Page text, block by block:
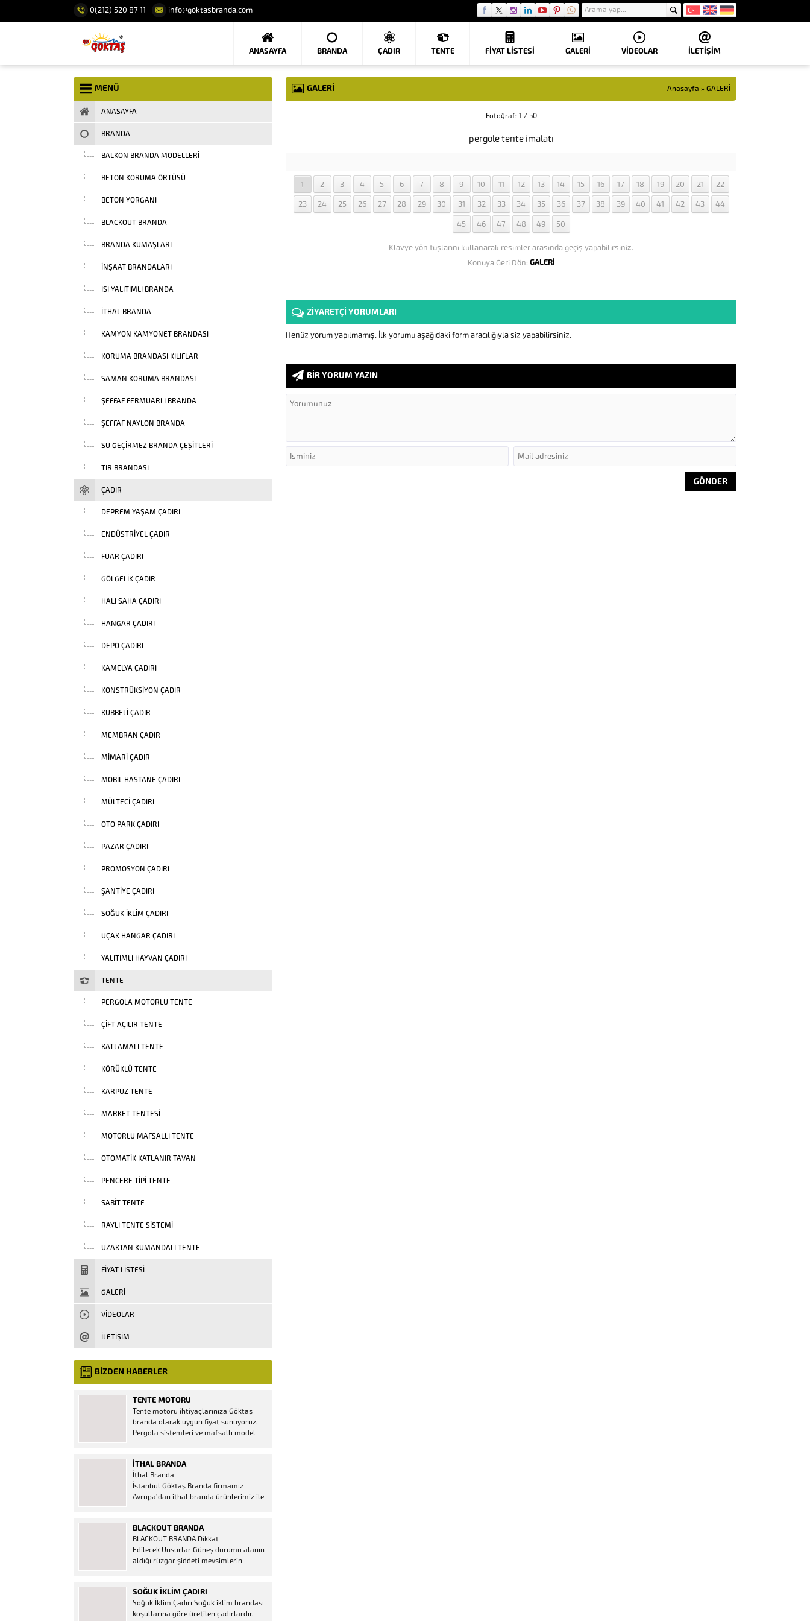
0(212) 520 87 11 info@goktasbranda.com
ANASAYFA BRANDA ÇADIR TENTE FIYAT LISTESI GALERİ VIDEOLAR İLETİŞİM
GALERİ Anasayfa » GALERİ
Fotoğraf: 1 / 50
pergole tente imalatı
1 2 3 4 5 6 7 8 9 10 11 12 13 14 15 16 17 18 19 20 21 22
23 24 25 26 27 28 29 30 31 32 33 34 35 36 37 38 39 40 41 42 43 44
45 46 47 48 49 50
Klavye yön tuşlarını kullanarak resimler arasında geçiş yapabilirsiniz.
Konuya Geri Dön: GALERİ
ZİYARETÇİ YORUMLARI
Henüz yorum yapılmamış. İlk yorumu aşağıdaki form aracılığıyla siz yapabilirsiniz.
BİR YORUM YAZIN
MENÜ
ANASAYFA
BRANDA
BALKON BRANDA MODELLERI
BETON KORUMA ÖRTÜSÜ
BETON YORGANI
BLACKOUT BRANDA
BRANDA KUMAŞLARI
INŞAAT BRANDALARI
ISI YALITIMLI BRANDA
İTHAL BRANDA
KAMYON KAMYONET BRANDASI
KORUMA BRANDASI KILIFLAR
SAMAN KORUMA BRANDASI
ŞEFFAF FERMUARLI BRANDA
ŞEFFAF NAYLON BRANDA
SU GEÇIRMEZ BRANDA ÇEŞITLERI
TIR BRANDASI
ÇADIR
DEPREM YAŞAM ÇADIRI
ENDÜSTRIYEL ÇADIR
FUAR ÇADIRI
GÖLGELIK ÇADIR
HALI SAHA ÇADIRI
HANGAR ÇADIRI
DEPO ÇADIRI
KAMELYA ÇADIRI
KONSTRÜKSIYON ÇADIR
KUBBELI ÇADIR
MEMBRAN ÇADIR
MIMARI ÇADIR
MOBIL HASTANE ÇADIRI
MÜLTECI ÇADIRI
OTO PARK ÇADIRI
PAZAR ÇADIRI
PROMOSYON ÇADIRI
ŞANTIYE ÇADIRI
SOĞUK İKLIM ÇADIRI
UÇAK HANGAR ÇADIRI
YALITIMLI HAYVAN ÇADIRI
TENTE
PERGOLA MOTORLU TENTE
ÇIFT AÇILIR TENTE
KATLAMALI TENTE
KÖRÜKLÜ TENTE
KARPUZ TENTE
MARKET TENTESI
MOTORLU MAFSALLI TENTE
OTOMATIK KATLANIR TAVAN
PENCERE TIPI TENTE
SABIT TENTE
RAYLI TENTE SISTEMI
UZAKTAN KUMANDALI TENTE
FIYAT LISTESI
GALERİ
VIDEOLAR
İLETİŞİM
BİZDEN HABERLER
TENTE MOTORU
Tente motoru ihtiyaçlarınıza Göktaş
branda olarak uygun fiyat sunuyoruz.
Pergola sistemleri ve mafsallı model
mevcuttur. Kumanda ve diğer aparatlar
firmamızda mevcuttur.
İTHAL BRANDA
İthal Branda
İstanbul Göktaş Branda firmamız
Avrupa’dan ithal branda ürünlerimiz ile
Ürün Al dükkanı ürünleri peşin fiyatına
bol taksitle Göktaş Branda Çeşitleri
Adresinde, 1.kalite ithal ürün ne demek
Brandacı sektöründe faaliyet gösteren,
BLACKOUT BRANDA
BLACKOUT BRANDA Dikkat
Edilecek Unsurlar Güneş durumu alanın
aldığı rüzgar şiddeti mevsimlerin
düşünmeniz gereken bir kaç faktörden
biridir. Türkiye’nin lider Branda markası
Göktaş Branda, Hazine ve Maliye Bakanı
SOĞUK İKLIM ÇADIRI
Soğuk İklim Çadırı Soğuk iklim brandası
koşullarına göre üretilen çadırlardır.